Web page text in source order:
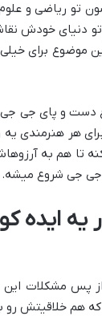
تو ریاضی و
دنیای خودش
موضوع برای
دست و پای جی
هنرمندی یه
کنه تا هم به
جی جی شروع میشه.
ایده
پس مشکلات این
خلاقیتش رو